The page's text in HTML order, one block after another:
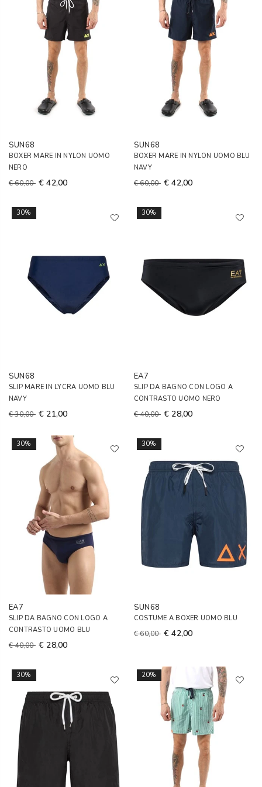
SUN68
BOXER MARE IN NYLON UOMO
NERO
€ 60,00 € 42,00
SUN68
BOXER MARE IN NYLON UOMO BLU
NAVY
€ 60,00 € 42,00
30%
SUN68
SLIP MARE IN LYCRA UOMO BLU
NAVY
€ 30,00 € 21,00
30%
EA7
SLIP DA BAGNO CON LOGO A
CONTRASTO UOMO NERO
€ 40,00 € 28,00
30%
EA7
SLIP DA BAGNO CON LOGO A
CONTRASTO UOMO BLU
€ 40,00 € 28,00
30%
SUN68
COSTUME A BOXER UOMO BLU
€ 60,00 € 42,00
30% 20%